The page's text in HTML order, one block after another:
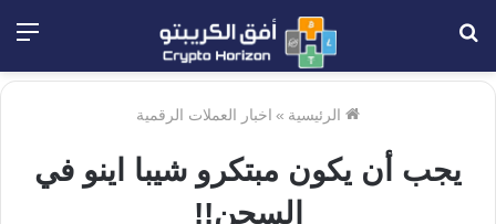
الرئيسية » اخبار العملات الرقمية
يجب أن يكون مبتكرو شيبا اينو في
السجن!!